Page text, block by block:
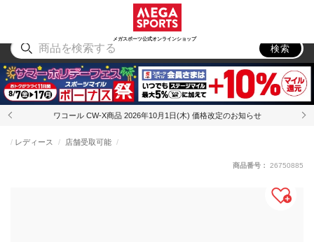
メガスポーツ公式オンラインショップ
アウトドア
検索
ワコール CW-X商品 2026年10月1日(木) 価格改定のお知らせ
レディース 店舗受取可能
商品番号： 26750885